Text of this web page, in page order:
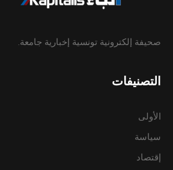
صحيفة إلكترونية تونسية إخبارية جامعة.
التصنيفات
الأولى
سياسة
إقتصاد